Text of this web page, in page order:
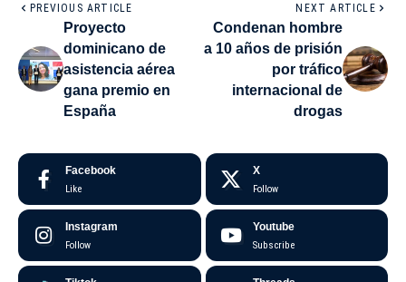
PREVIOUS ARTICLE
Proyecto
dominicano de
asistencia aérea
gana premio en
España
NEXT ARTICLE
Condenan hombre
a 10 años de prisión
por tráfico
internacional de
drogas
Facebook
Like
X
Follow
Instagram
Follow
Youtube
Subscribe